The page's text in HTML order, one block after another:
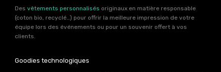
Des vêtements personnalisés originaux en matière responsable
(coton bio, recyclé…) pour offrir la meilleure impression de votre
équipe lors des événements ou pour un souvenir offert à vos
clients.
Goodies technologiques